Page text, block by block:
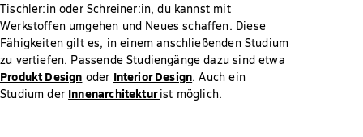
Tischler:in oder Schreiner:in, du kannst mit
Werkstoffen umgehen und Neues schaffen. Diese
Fähigkeiten gilt es, in einem anschließenden Studium
zu vertiefen. Passende Studiengänge dazu sind etwa
Produkt Design oder Interior Design. Auch ein
Studium der Innenarchitekturist möglich.